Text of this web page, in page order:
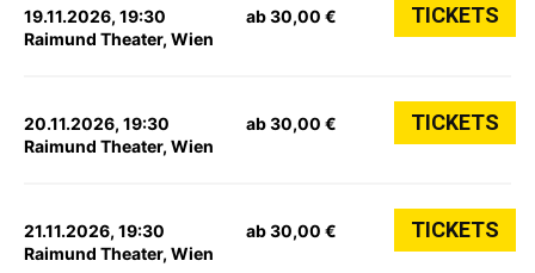
19.11.2026, 19:30
Raimund Theater, Wien
ab 30,00 € TICKETS
20.11.2026, 19:30
Raimund Theater, Wien
ab 30,00 € TICKETS
21.11.2026, 19:30
Raimund Theater, Wien
ab 30,00 € TICKETS